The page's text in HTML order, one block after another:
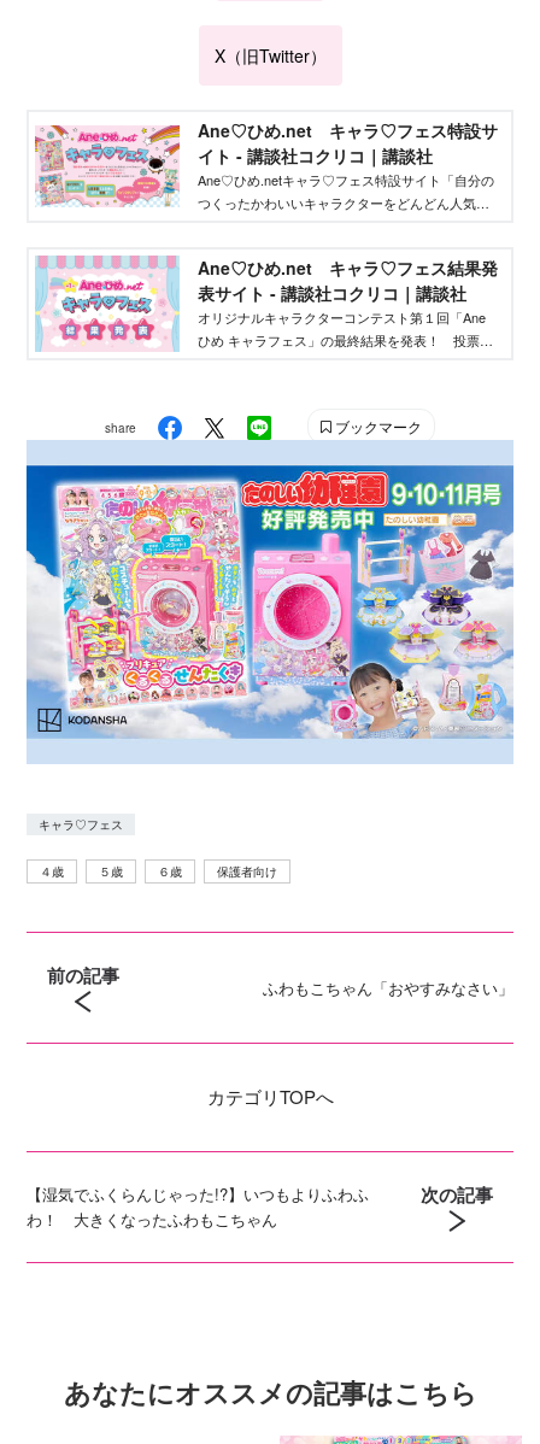
X（旧Twitter）
Ane♡ひめ.net キャラ♡フェス特設サ
イト - 講談社コクリコ｜講談社
Ane♡ひめ.netキャラ♡フェス特設サイト「自分の
つくったかわいいキャラクターをどんどん人気者
作りたいクリエイターを応援するイベントです！
Ane♡ひめ.net キャラ♡フェス結果発
表サイト - 講談社コクリコ｜講談社
オリジナルキャラクターコンテスト第１回「Ane
ひめ キャラフェス」の最終結果を発表！ 投票結
share ブックマーク
キャラ♡フェス
４歳 ５歳 ６歳 保護者向け
前の記事 ふわもこちゃん「おやすみなさい」
カテゴリTOPへ
【湿気でふくらんじゃった!?】いつもよりふわふ
わ！ 大きくなったふわもこちゃん
次の記事
あなたにオススメの記事はこちら